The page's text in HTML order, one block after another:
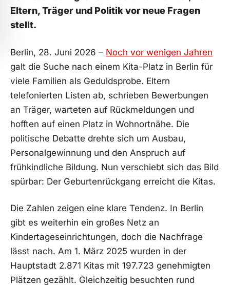
Eltern, Träger und Politik vor neue Fragen
stellt.
Berlin, 28. Juni 2026 – Noch vor wenigen Jahren
galt die Suche nach einem Kita-Platz in Berlin für
viele Familien als Geduldsprobe. Eltern
telefonierten Listen ab, schrieben Bewerbungen
an Träger, warteten auf Rückmeldungen und
hofften auf einen Platz in Wohnortnähe. Die
politische Debatte drehte sich um Ausbau,
Personalgewinnung und den Anspruch auf
frühkindliche Bildung. Nun verschiebt sich das Bild
spürbar: Der Geburtenrückgang erreicht die Kitas.
Die Zahlen zeigen eine klare Tendenz. In Berlin
gibt es weiterhin ein großes Netz an
Kindertageseinrichtungen, doch die Nachfrage
lässt nach. Am 1. März 2025 wurden in der
Hauptstadt 2.871 Kitas mit 197.723 genehmigten
Plätzen gezählt. Gleichzeitig besuchten rund